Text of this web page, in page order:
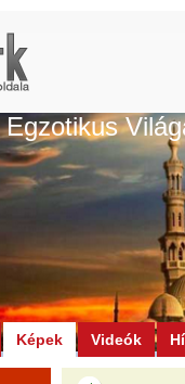
Képek Videók